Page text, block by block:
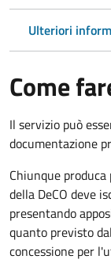
Ulteriori
Come
Il servizio può
documentazione
Chiunque
della DeCO deve
presentando
quanto previsto
concessione per